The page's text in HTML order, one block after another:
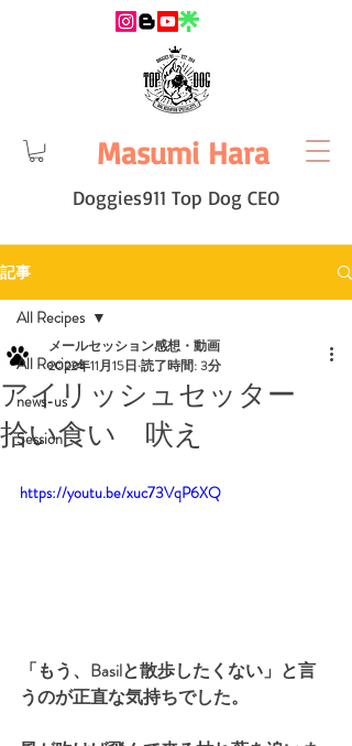
Masumi Hara
Doggies911 Top Dog CEO
記事
All Recipes
news-us
Session
All Recipes
アイリッシュセッター
拾い食い 吠え
メールセッション感想・動画
2022年11月15日 読了時間: 3分
https://youtu.be/xuc73VqP6XQ
「もう、Basilと散歩したくない」と言
うのが正直な気持ちでした。